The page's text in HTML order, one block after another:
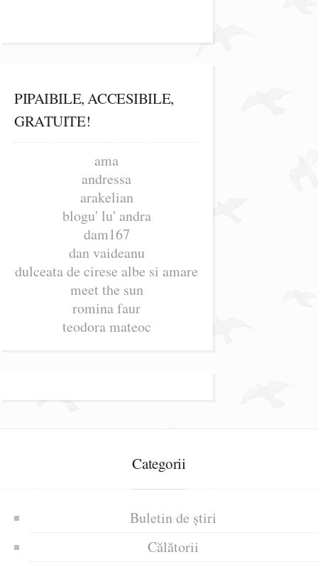
PIPAIBILE, ACCESIBILE,
GRATUITE!
ama
andressa
arakelian
blogu' lu' andra
dam167
dan vaideanu
dulceata de cirese albe si amare
meet the sun
romina faur
teodora mateoc
Categorii
Buletin de știri
Călătorii